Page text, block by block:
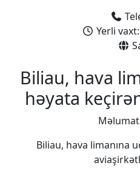
Yerli
Biliau, hava
həyata
Biliau, hava limanına